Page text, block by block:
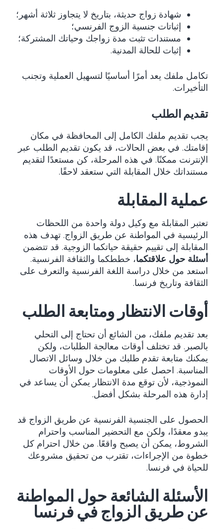
شهادة زواج حديثة، بتاريخ لا يتجاوز ثلاثة أشهر؛
إثباتات جنسية الزوج الفرنسي؛
مستندات تثبت مدة زواجك وحياتك المشتركة؛
إثبات للحالة المدنية.
تكامل ملفك يعد أمرًا أساسيًا لتسهيل العملية وتجنب
التأخيرات.
تقديم الطلب
يجب تقديم ملفك الكامل إلى المحافظة في مكان
إقامتك. في بعض الحالات، قد يكون تقديم الطلب عبر
الإنترنت ممكنًا. في هذه المرحلة، كن مستعدًا لتقديم
مستنداتك خلال المقابلة التي ستعقد لاحقًا.
عملية المقابلة
تعتبر المقابلة مع وكيل دولة واحدة من اللحظات
الرئيسية في المواطنة عن طريق الزواج. تهدف هذه
المقابلة إلى تقييم حقيقة حياتكما الزوجية. قد تتضمن
أسئلة حول علاقتكما، خططكما والثقافة الفرنسية.
استعد من خلال دراسة اللغة الفرنسية والتعرف على
الثقافة وتاريخ فرنسا.
أوقات الانتظار ومتابعة الطلب
بعد تقديم ملفك، من الشائع أن تحتاج إلى التحلي
بالصبر. قد تختلف أوقات معالجة الطلبات، ولكن
يمكنك متابعة تقدم طلبك من خلال وسائل الاتصال
المناسبة. احصل على معلومات حول الأوقات
النموذجية، لأن توقع مدة الانتظار يمكن أن يساعد في
إدارة هذه المرحلة بشكل أفضل.
الحصول على الجنسية الفرنسية عن طريق الزواج قد
يبدو معقدًا، ولكن مع التحضير المناسب واحترام
الشروط، يمكن أن يصبح واقعًا. من خلال احترام كل
خطوة من الإجراءات، تقترب من تحقيق مشروعك
للحياة في فرنسا.
الأسئلة الشائعة حول المواطنة
عن طريق الزواج في فرنسا